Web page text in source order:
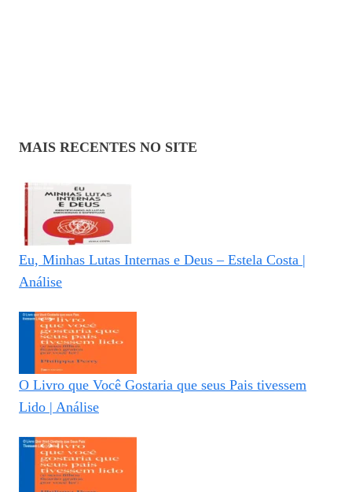
MAIS RECENTES NO SITE
Eu, Minhas Lutas Internas e Deus – Estela Costa |
Análise
O Livro que Você Gostaria que seus Pais tivessem
Lido | Análise